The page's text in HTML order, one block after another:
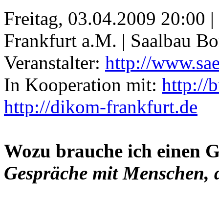
Freitag, 03.04.2009 20:00
Frankfurt a.M. | Saalbau
Veranstalter: http://
In Kooperation mit: http://
http://dikom-frankfurt.de
Wozu brauche ich einen
Gespräche mit